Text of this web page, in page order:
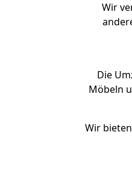
Wir
Die
Möbeln
Wir bieten